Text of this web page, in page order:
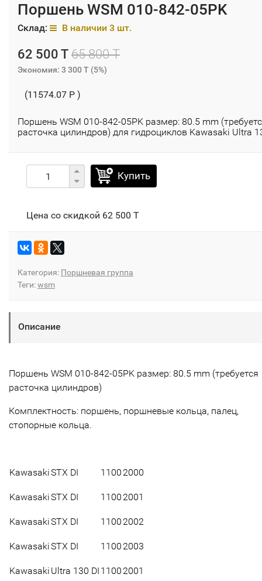
Поршень WSM 010-842-05PK
Склад: В наличии 3 шт.
62 500 T 65 800 T
Экономия: 3 300 T (5%)
(11574.07 P )
Поршень WSM 010-842-05PK размер: 80.5 mm
расточка цилиндров) для гидроциклов Kawasaki Ultra
Купить
Цена со скидкой 62 500 T
Категория: Поршневая группа
Теги:wsm
Описание
Поршень WSM 010-842-05PK размер: 80.5 mm (требуется
расточка цилиндров)
Комплектность: поршень, поршневые кольца, палец,
стопорные кольца.
KawasakiSTX DI 1100 2000
KawasakiSTX DI 1100 2001
KawasakiSTX DI 1100 2002
KawasakiSTX DI 1100 2003
Kawasaki Ultra 130 DI 1100 2001